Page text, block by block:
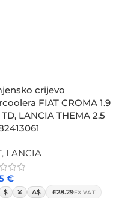
crijevo
FIAT CROMA 1.9
LANCIA THEMA 2.5
, LANCIA
€
$ ¥ A$ £28.29EX VAT